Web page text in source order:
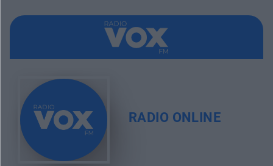
RADIO ONLINE